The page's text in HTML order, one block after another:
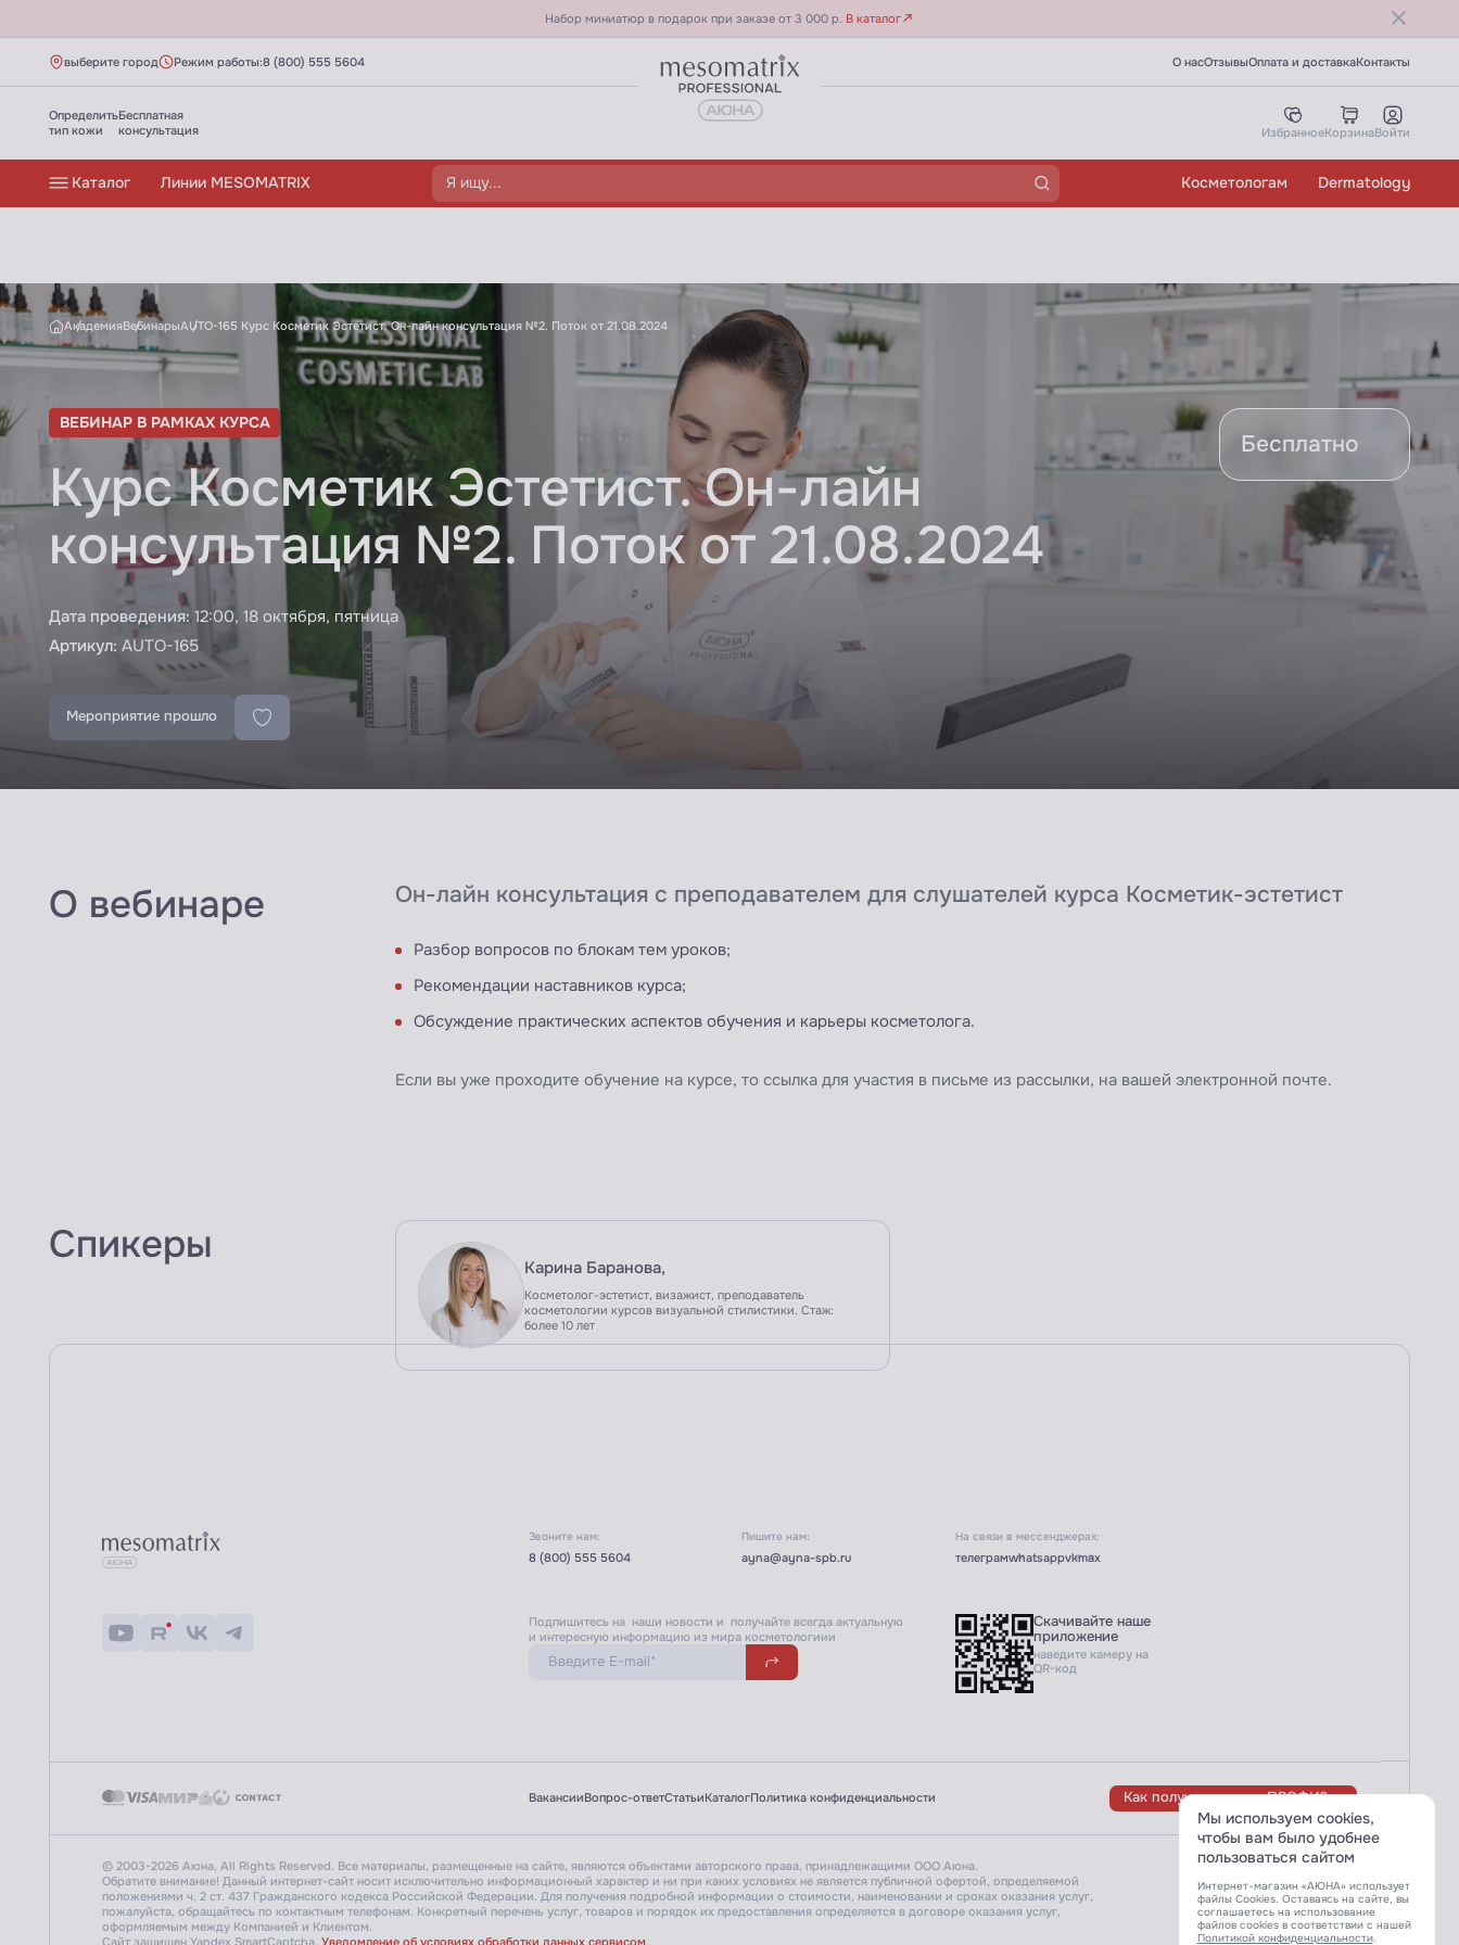
Набор миниатюр в подарок при заказе от 3 000 р. В каталог
выберите город Режим работы:8 (800) 555 5604 О насОтзывыОплата и доставкаКонтакты
Определить
тип кожи
Бесплатная
консультация
ИзбранноеКорзинаВойти
Каталог Линии MESOMATRIX Косметологам Dermatology
AUTO-165 Курс Косметик Эстетист. Он-лайн консультация №2. Поток от 21.08.2024
АкадемияВебинарыAUTO-165 Курс Косметик Эстетист. Он-лайн консультация №2. Поток от 21.08.2024
ВЕБИНАР В РАМКАХ КУРСА
Курс Косметик Эстетист. Он-лайн
консультация №2. Поток от 21.08.2024
Дата проведения:12:00, 18 октября, пятница
Артикул: AUTO-165
Бесплатно
Мероприятие прошло
О вебинаре Он-лайн консультация с преподавателем для слушателей курса Косметик-эстетист
Разбор вопросов по блокам тем уроков;
Рекомендации наставников курса;
Обсуждение практических аспектов обучения и карьеры косметолога.
Если вы уже проходите обучение на курсе, то ссылка для участия в письме из рассылки, на вашей электронной почте.
Спикеры Карина Баранова,
Косметолог-эстетист, визажист, преподаватель
косметологии курсов визуальной стилистики. Стаж:
более 10 лет
Звоните нам:
8 (800) 555 5604
Пишите нам:
ayna@ayna-spb.ru
На связи в мессенджерах:
телеграмwhatsappvkmax
Подпишитесь на наши новости и получайте всегда актуальную
и интересную информацию из мира косметологиии
Скачивайте наше
приложение
наведите камеру на
QR-код
ВакансииВопрос-ответСтатьиКаталогПолитика конфиденциальности Как получить статус ПРОФИ?
© 2003-2026 Аюна, All Rights Reserved. Все материалы, размещенные на сайте, являются объектами авторского права, принадлежащими ООО Аюна.
Обратите внимание! Данный интернет-сайт носит исключительно информационный характер и ни при каких условиях не является публичной офертой, определяемой
положениями ч. 2 ст. 437 Гражданского кодекса Российской Федерации. Для получения подробной информации о стоимости, наименовании и сроках оказания услуг,
пожалуйста, обращайтесь по контактным телефонам. Конкретный перечень услуг, товаров и порядок их предоставления определяется в договоре оказания услуг,
оформляемым между Компанией и Клиентом.
Сайт защищен Yandex SmartCaptcha. Уведомление об условиях обработки данных сервисом.
Разработка сайта:
Мы используем cookies,
чтобы вам было удобнее
пользоваться сайтом
Интернет-магазин «АЮНА» использует
файлы Cookies. Оставаясь на сайте, вы
соглашаетесь на использование
файлов cookies в соответствии с нашей
Политикой конфиденциальности.